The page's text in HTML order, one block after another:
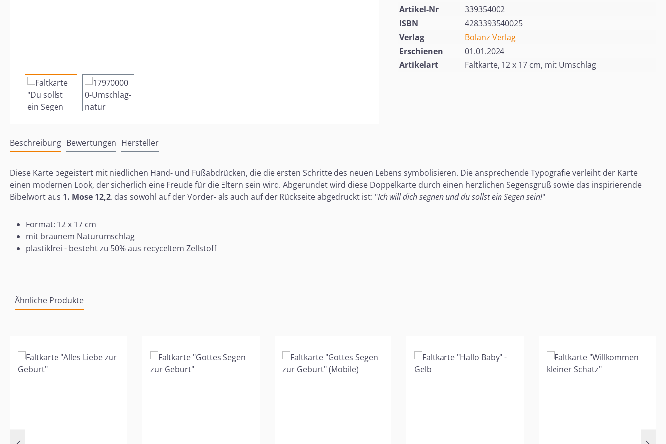
Artikel-Nr
339354002
ISBN
4283393540025
Verlag
Bolanz Verlag
Erschienen
01.01.2024
Artikelart
Faltkarte, 12 x 17 cm, mit Umschlag
Beschreibung Bewertungen Hersteller
Diese Karte begeistert mit niedlichen Hand- und Fußabdrücken, die die ersten Schritte des neuen Lebens symbolisieren. Die ansprechende Typografie verleiht der Karte
einen modernen Look, der sicherlich eine Freude für die Eltern sein wird. Abgerundet wird diese Doppelkarte durch einen herzlichen Segensgruß sowie das inspirierende
Bibelwort aus 1. Mose 12,2, das sowohl auf der Vorder- als auch auf der Rückseite abgedruckt ist: "Ich will dich segnen und du sollst ein Segen sein!"
Format: 12 x 17 cm
mit braunem Naturumschlag
plastikfrei - besteht zu 50% aus recyceltem Zellstoff
Ähnliche Produkte